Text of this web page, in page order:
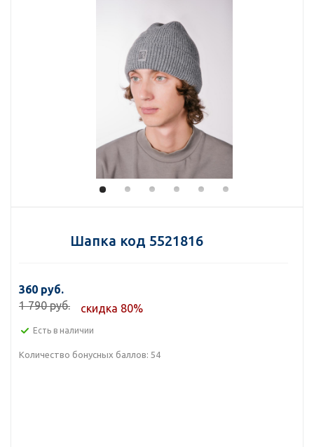
Шапка код 5521816
360 руб.
1 790 руб.
скидка 80%
Есть в наличии
Количество бонусных баллов: 54